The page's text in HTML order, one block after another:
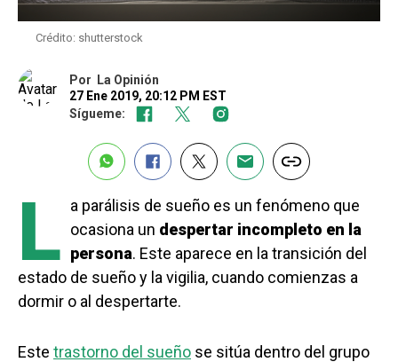
Crédito: shutterstock
Por
La Opinión
27 Ene 2019, 20:12 PM EST
Sígueme:
L a parálisis de sueño es un fenómeno que
ocasiona un despertar incompleto en la
persona. Este aparece en la transición del
estado de sueño y la vigilia, cuando comienzas a
dormir o al despertarte.
Este trastorno del sueño se sitúa dentro del grupo